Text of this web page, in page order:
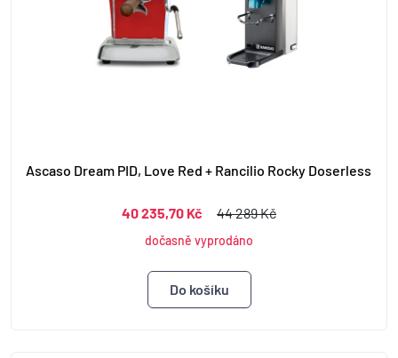
Ascaso Dream PID, Love Red + Rancilio Rocky Doserless
40 235,70 Kč 44 289 Kč
dočasně vyprodáno